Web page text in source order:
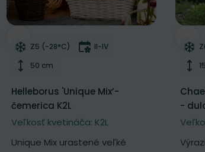
Odober do zoznamu želaní
Mrazuvzdornosť
Z5 (-28°C) Doba kvitnutia
II-IV
Výška rastliny
50 cm
Helleborus 'Unique Mix’-
čemerica K2L
Veľkosť kvetináča: K2L
Unique Mix urastené veľké
-